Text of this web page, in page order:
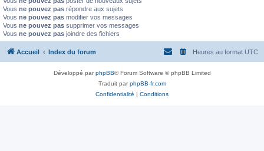
Vous ne pouvez pas répondre aux sujets
Vous ne pouvez pas modifier vos messages
Vous ne pouvez pas supprimer vos messages
Vous ne pouvez pas joindre des fichiers
Accueil Index du forum Heures au format UTC
Développé parphpBB® Forum Software © phpBB Limited
Traduit parphpBB-fr.com
Confidentialité | Conditions